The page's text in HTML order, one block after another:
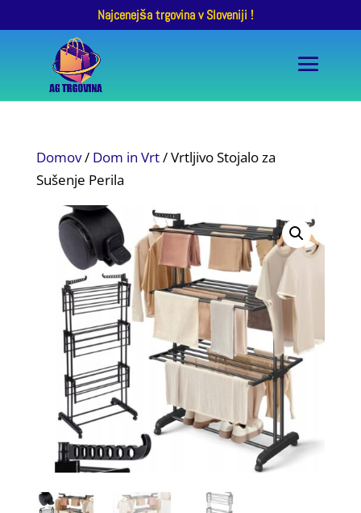
Najcenejša trgovina v Sloveniji !
Domov/ Dom in Vrt/ Vrtljivo Stojalo za
Sušenje Perila